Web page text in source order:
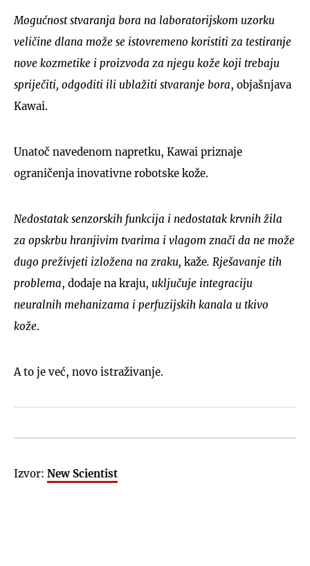
Mogućnost stvaranja bora na laboratorijskom uzorku
veličine dlana može se istovremeno koristiti za testiranje
nove kozmetike i proizvoda za njegu kože koji trebaju
spriječiti, odgoditi ili ublažiti stvaranje bora, objašnjava
Kawai.
Unatoč navedenom napretku, Kawai priznaje
ograničenja inovativne robotske kože.
Nedostatak senzorskih funkcija i nedostatak krvnih žila
za opskrbu hranjivim tvarima i vlagom znači da ne može
dugo preživjeti izložena na zraku, kaže. Rješavanje tih
problema, dodaje na kraju, uključuje integraciju
neuralnih mehanizama i perfuzijskih kanala u tkivo
kože.
A to je već, novo istraživanje.
Izvor: New Scientist